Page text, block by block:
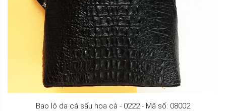
Bao lô da cá sấu hoa cà - 0222 - Mã số: 08002